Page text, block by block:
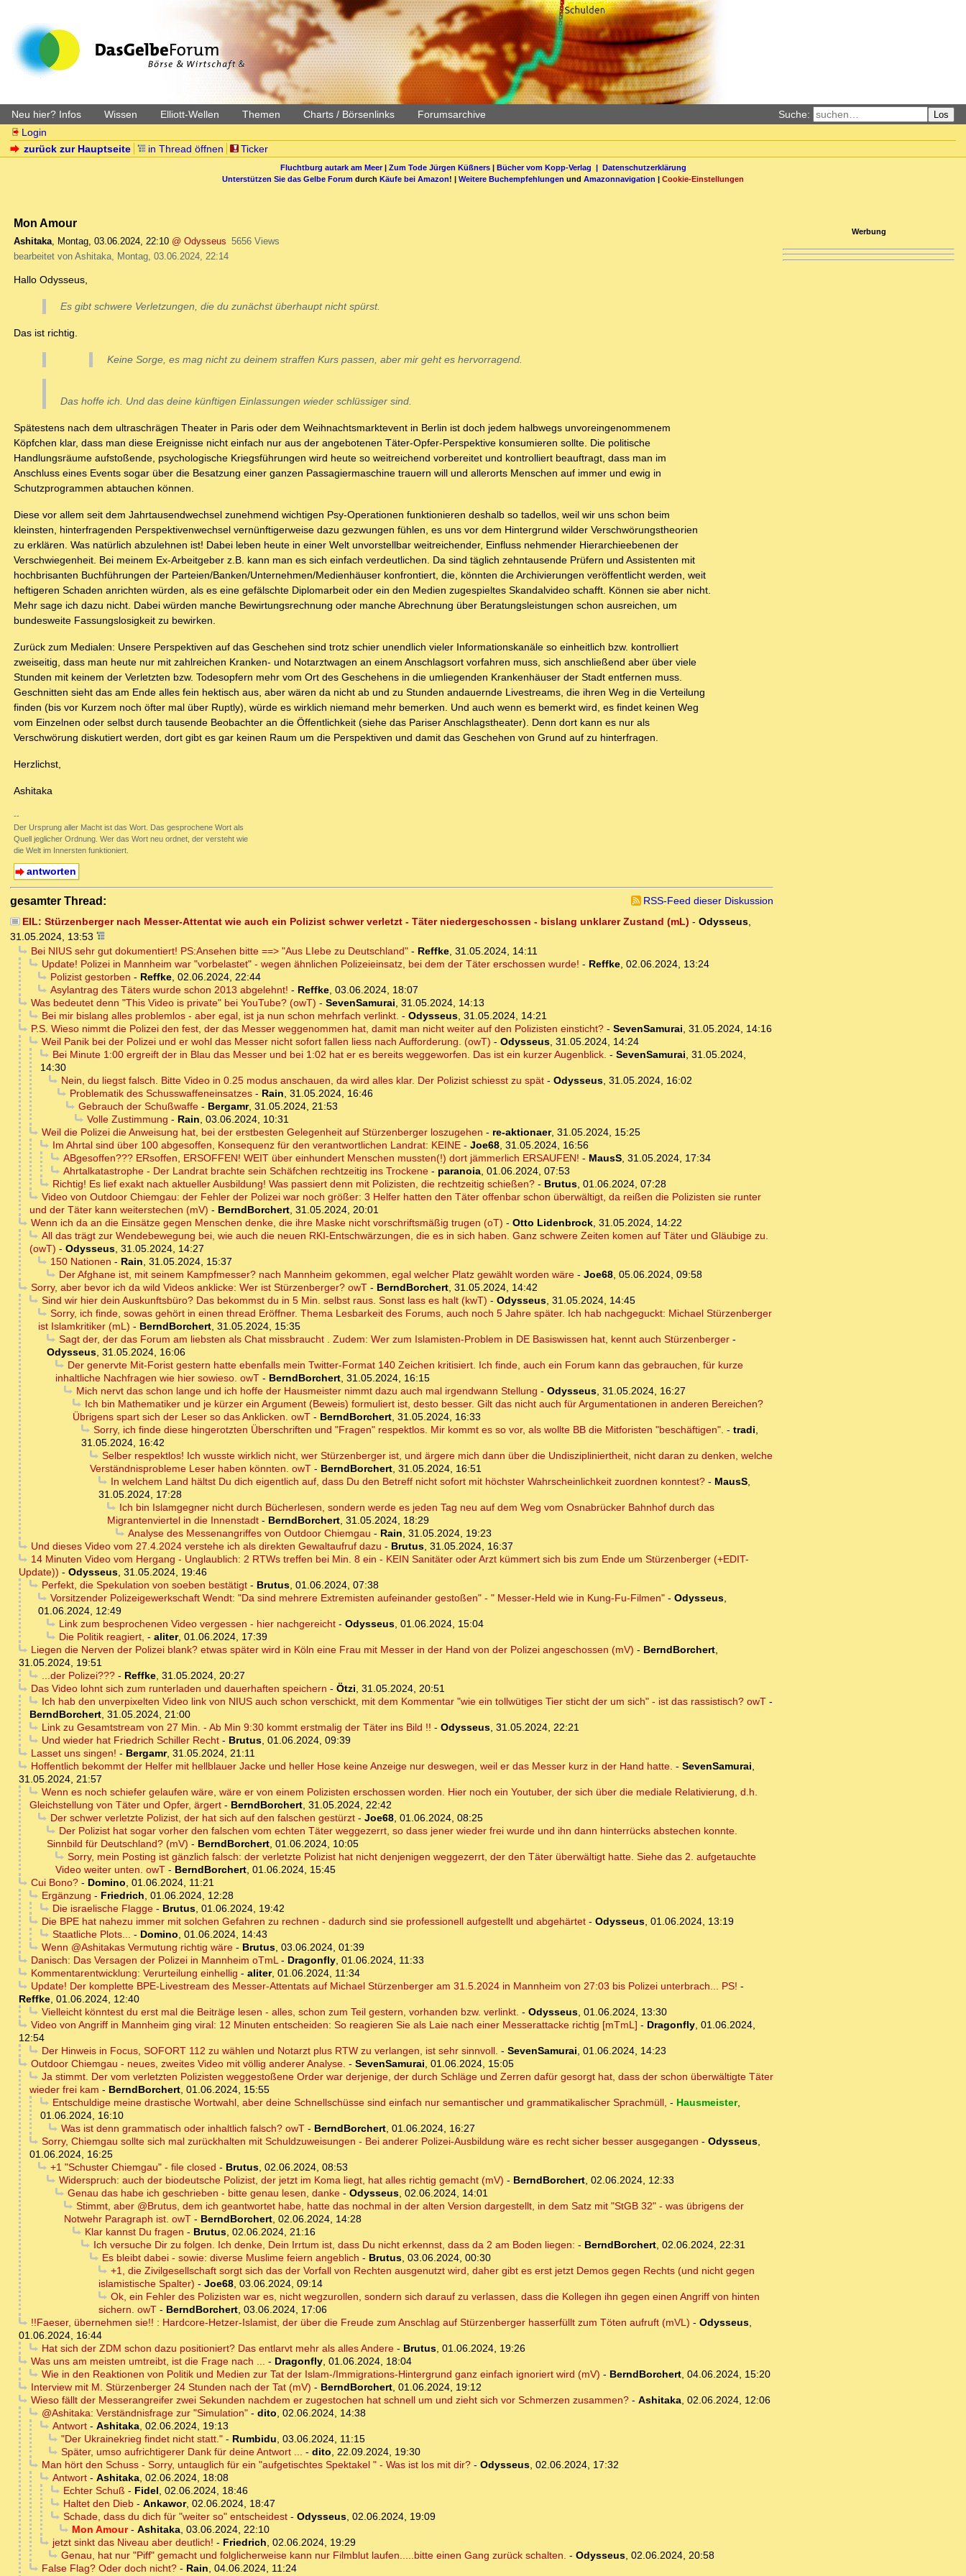
Neu hier? Infos Wissen Elliott-Wellen Themen Charts / Börsenlinks Forumsarchive Suche: Los
Login
zurück zur Hauptseite
in Thread öffnen Ticker
Fluchtburg autark am Meer| Zum Tode Jürgen Küßners| Bücher vom Kopp-Verlag | Datenschutzerklärung
Unterstützen Sie das Gelbe Forum durch Käufe bei Amazon! | Weitere Buchempfehlungen und Amazonnavigation | Cookie-Einstellungen
Mon Amour
Ashitaka, Montag, 03.06.2024, 22:10 @ Odysseus 5656 Views
bearbeitet von Ashitaka, Montag, 03.06.2024, 22:14
Hallo Odysseus,
Es gibt schwere Verletzungen, die du zunächst überhaupt nicht spürst.
Das ist richtig.
Keine Sorge, es mag nicht zu deinem straffen Kurs passen, aber mir geht es hervorragend.
Das hoffe ich. Und das deine künftigen Einlassungen wieder schlüssiger sind.
Spätestens nach dem ultraschrägen Theater in Paris oder dem Weihnachtsmarktevent in Berlin ist doch jedem halbwegs unvoreingenommenem
Köpfchen klar, dass man diese Ereignisse nicht einfach nur aus der angebotenen Täter-Opfer-Perspektive konsumieren sollte. Die politische
Handlungsräume aufstoßende, psychologische Kriegsführungen wird heute so weitreichend vorbereitet und kontrolliert beauftragt, dass man im
Anschluss eines Events sogar über die Besatzung einer ganzen Passagiermaschine trauern will und allerorts Menschen auf immer und ewig in
Schutzprogrammen abtauchen können.
Diese vor allem seit dem Jahrtausendwechsel zunehmend wichtigen Psy-Operationen funktionieren deshalb so tadellos, weil wir uns schon beim
kleinsten, hinterfragenden Perspektivenwechsel vernünftigerweise dazu gezwungen fühlen, es uns vor dem Hintergrund wilder Verschwörungstheorien
zu erklären. Was natürlich abzulehnen ist! Dabei leben heute in einer Welt unvorstellbar weitreichender, Einfluss nehmender Hierarchieebenen der
Verschwiegenheit. Bei meinem Ex-Arbeitgeber z.B. kann man es sich einfach verdeutlichen. Da sind täglich zehntausende Prüfern und Assistenten mit
hochbrisanten Buchführungen der Parteien/Banken/Unternehmen/Medienhäuser konfrontiert, die, könnten die Archivierungen veröffentlicht werden, weit
heftigeren Schaden anrichten würden, als es eine gefälschte Diplomarbeit oder ein den Medien zugespieltes Skandalvideo schafft. Können sie aber nicht.
Mehr sage ich dazu nicht. Dabei würden manche Bewirtungsrechnung oder manche Abrechnung über Beratungsleistungen schon ausreichen, um
bundesweite Fassungslosigkeit zu bewirken.
Zurück zum Medialen: Unsere Perspektiven auf das Geschehen sind trotz schier unendlich vieler Informationskanäle so einheitlich bzw. kontrolliert
zweiseitig, dass man heute nur mit zahlreichen Kranken- und Notarztwagen an einem Anschlagsort vorfahren muss, sich anschließend aber über viele
Stunden mit keinem der Verletzten bzw. Todesopfern mehr vom Ort des Geschehens in die umliegenden Krankenhäuser der Stadt entfernen muss.
Geschnitten sieht das am Ende alles fein hektisch aus, aber wären da nicht ab und zu Stunden andauernde Livestreams, die ihren Weg in die Verteilung
finden (bis vor Kurzem noch öfter mal über Ruptly), würde es wirklich niemand mehr bemerken. Und auch wenn es bemerkt wird, es findet keinen Weg
vom Einzelnen oder selbst durch tausende Beobachter an die Öffentlichkeit (siehe das Pariser Anschlagstheater). Denn dort kann es nur als
Verschwörung diskutiert werden, dort gibt es gar keinen Raum um die Perspektiven und damit das Geschehen von Grund auf zu hinterfragen.
Herzlichst,
Ashitaka
--
Der Ursprung aller Macht ist das Wort. Das gesprochene Wort als
Quell jeglicher Ordnung. Wer das Wort neu ordnet, der versteht wie
die Welt im Innersten funktioniert.
antworten
gesamter Thread:
RSS-Feed dieser Diskussion
EIL: Stürzenberger nach Messer-Attentat wie auch ein Polizist schwer verletzt - Täter niedergeschossen - bislang unklarer Zustand (mL) - Odysseus,
31.05.2024, 13:53
Bei NIUS sehr gut dokumentiert! PS:Ansehen bitte ==> "Aus LIebe zu Deutschland"- Reffke, 31.05.2024, 14:11
Update! Polizei in Mannheim war "vorbelastet" - wegen ähnlichen Polizeieinsatz, bei dem der Täter erschossen wurde! - Reffke, 02.06.2024, 13:24
Polizist gestorben - Reffke, 02.06.2024, 22:44
Asylantrag des Täters wurde schon 2013 abgelehnt! - Reffke, 03.06.2024, 18:07
Was bedeutet denn "This Video is private" bei YouTube? (owT) - SevenSamurai, 31.05.2024, 14:13
Bei mir bislang alles problemlos - aber egal, ist ja nun schon mehrfach verlinkt. - Odysseus, 31.05.2024, 14:21
P.S. Wieso nimmt die Polizei den fest, der das Messer weggenommen hat, damit man nicht weiter auf den Polizisten einsticht?- SevenSamurai, 31.05.2024, 14:16
Weil Panik bei der Polizei und er wohl das Messer nicht sofort fallen liess nach Aufforderung. (owT) - Odysseus, 31.05.2024, 14:24
Bei Minute 1:00 ergreift der in Blau das Messer und bei 1:02 hat er es bereits weggeworfen. Das ist ein kurzer Augenblick. - SevenSamurai, 31.05.2024,
14:30
Nein, du liegst falsch. Bitte Video in 0.25 modus anschauen, da wird alles klar. Der Polizist schiesst zu spät- Odysseus, 31.05.2024, 16:02
Problematik des Schusswaffeneinsatzes- Rain, 31.05.2024, 16:46
Gebrauch der Schußwaffe- Bergamr, 31.05.2024, 21:53
Volle Zustimmung - Rain, 03.06.2024, 10:31
Weil die Polizei die Anweisung hat, bei der erstbesten Gelegenheit auf Stürzenberger loszugehen - re-aktionaer, 31.05.2024, 15:25
Im Ahrtal sind über 100 abgesoffen, Konsequenz für den verantwortlichen Landrat: KEINE- Joe68, 31.05.2024, 16:56
ABgesoffen??? ERsoffen, ERSOFFEN! WEIT über einhundert Menschen mussten(!) dort jämmerlich ERSAUFEN! - MausS, 31.05.2024, 17:34
Ahrtalkatastrophe - Der Landrat brachte sein Schäfchen rechtzeitig ins Trockene- paranoia, 01.06.2024, 07:53
Richtig! Es lief exakt nach aktueller Ausbildung! Was passiert denn mit Polizisten, die rechtzeitig schießen?- Brutus, 01.06.2024, 07:28
Video von Outdoor Chiemgau: der Fehler der Polizei war noch größer: 3 Helfer hatten den Täter offenbar schon überwältigt, da reißen die Polizisten sie runter
und der Täter kann weiterstechen (mV) - BerndBorchert, 31.05.2024, 20:01
Wenn ich da an die Einsätze gegen Menschen denke, die ihre Maske nicht vorschriftsmäßig trugen (oT) - Otto Lidenbrock, 31.05.2024, 14:22
All das trägt zur Wendebewegung bei, wie auch die neuen RKI-Entschwärzungen, die es in sich haben. Ganz schwere Zeiten komen auf Täter und Gläubige zu.
(owT) - Odysseus, 31.05.2024, 14:27
150 Nationen - Rain, 31.05.2024, 15:37
Der Afghane ist, mit seinem Kampfmesser? nach Mannheim gekommen, egal welcher Platz gewählt worden wäre- Joe68, 05.06.2024, 09:58
Sorry, aber bevor ich da wild Videos anklicke: Wer ist Stürzenberger? owT- BerndBorchert, 31.05.2024, 14:42
Sind wir hier dein Auskunftsbüro? Das bekommst du in 5 Min. selbst raus. Sonst lass es halt (kwT) - Odysseus, 31.05.2024, 14:45
Sorry, ich finde, sowas gehört in einen thread Eröffner. Thema Lesbarkeit des Forums, auch noch 5 Jahre später. Ich hab nachgeguckt: Michael Stürzenberger
ist Islamkritiker (mL) - BerndBorchert, 31.05.2024, 15:35
Sagt der, der das Forum am liebsten als Chat missbraucht . Zudem: Wer zum Islamisten-Problem in DE Basiswissen hat, kennt auch Stürzenberger-
Odysseus, 31.05.2024, 16:06
Der genervte Mit-Forist gestern hatte ebenfalls mein Twitter-Format 140 Zeichen kritisiert. Ich finde, auch ein Forum kann das gebrauchen, für kurze
inhaltliche Nachfragen wie hier sowieso. owT - BerndBorchert, 31.05.2024, 16:15
Mich nervt das schon lange und ich hoffe der Hausmeister nimmt dazu auch mal irgendwann Stellung - Odysseus, 31.05.2024, 16:27
Ich bin Mathematiker und je kürzer ein Argument (Beweis) formuliert ist, desto besser. Gilt das nicht auch für Argumentationen in anderen Bereichen?
Übrigens spart sich der Leser so das Anklicken. owT - BerndBorchert, 31.05.2024, 16:33
Sorry, ich finde diese hingerotzten Überschriften und "Fragen" respektlos. Mir kommt es so vor, als wollte BB die Mitforisten "beschäftigen". - tradi,
31.05.2024, 16:42
Selber respektlos! Ich wusste wirklich nicht, wer Stürzenberger ist, und ärgere mich dann über die Undiszipliniertheit, nicht daran zu denken, welche
Verständnisprobleme Leser haben könnten. owT - BerndBorchert, 31.05.2024, 16:51
In welchem Land hältst Du dich eigentlich auf, dass Du den Betreff nicht sofort mit höchster Wahrscheinlichkeit zuordnen konntest?- MausS,
31.05.2024, 17:28
Ich bin Islamgegner nicht durch Bücherlesen, sondern werde es jeden Tag neu auf dem Weg vom Osnabrücker Bahnhof durch das
Migrantenviertel in die Innenstadt - BerndBorchert, 31.05.2024, 18:29
Analyse des Messenangriffes von Outdoor Chiemgau - Rain, 31.05.2024, 19:23
Und dieses Video vom 27.4.2024 verstehe ich als direkten Gewaltaufruf dazu - Brutus, 31.05.2024, 16:37
14 Minuten Video vom Hergang - Unglaublich: 2 RTWs treffen bei Min. 8 ein - KEIN Sanitäter oder Arzt kümmert sich bis zum Ende um Stürzenberger (+EDIT-
Update)) - Odysseus, 31.05.2024, 19:46
Perfekt, die Spekulation von soeben bestätigt- Brutus, 01.06.2024, 07:38
Vorsitzender Polizeigewerkschaft Wendt: "Da sind mehrere Extremisten aufeinander gestoßen" - " Messer-Held wie in Kung-Fu-Filmen"- Odysseus,
01.06.2024, 12:49
Link zum besprochenen Video vergessen - hier nachgereicht- Odysseus, 01.06.2024, 15:04
Die Politik reagiert, - aliter, 01.06.2024, 17:39
Liegen die Nerven der Polizei blank? etwas später wird in Köln eine Frau mit Messer in der Hand von der Polizei angeschossen (mV) - BerndBorchert,
31.05.2024, 19:51
...der Polizei???- Reffke, 31.05.2024, 20:27
Das Video lohnt sich zum runterladen und dauerhaften speichern - Ötzi, 31.05.2024, 20:51
Ich hab den unverpixelten Video link von NIUS auch schon verschickt, mit dem Kommentar "wie ein tollwütiges Tier sticht der um sich" - ist das rassistisch? owT-
BerndBorchert, 31.05.2024, 21:00
Link zu Gesamtstream von 27 Min. - Ab Min 9:30 kommt erstmalig der Täter ins Bild !! - Odysseus, 31.05.2024, 22:21
Und wieder hat Friedrich Schiller Recht- Brutus, 01.06.2024, 09:39
Lasset uns singen! - Bergamr, 31.05.2024, 21:11
Hoffentlich bekommt der Helfer mit hellblauer Jacke und heller Hose keine Anzeige nur deswegen, weil er das Messer kurz in der Hand hatte. - SevenSamurai,
31.05.2024, 21:57
Wenn es noch schiefer gelaufen wäre, wäre er von einem Polizisten erschossen worden. Hier noch ein Youtuber, der sich über die mediale Relativierung, d.h.
Gleichstellung von Täter und Opfer, ärgert - BerndBorchert, 31.05.2024, 22:42
Der schwer verletzte Polizist, der hat sich auf den falschen gestürzt- Joe68, 01.06.2024, 08:25
Der Polizist hat sogar vorher den falschen vom echten Täter weggezerrt, so dass jener wieder frei wurde und ihn dann hinterrücks abstechen konnte.
Sinnbild für Deutschland? (mV) - BerndBorchert, 01.06.2024, 10:05
Sorry, mein Posting ist gänzlich falsch: der verletzte Polizist hat nicht denjenigen weggezerrt, der den Täter überwältigt hatte. Siehe das 2. aufgetauchte
Video weiter unten. owT - BerndBorchert, 01.06.2024, 15:45
Cui Bono?- Domino, 01.06.2024, 11:21
Ergänzung - Friedrich, 01.06.2024, 12:28
Die israelische Flagge- Brutus, 01.06.2024, 19:42
Die BPE hat nahezu immer mit solchen Gefahren zu rechnen - dadurch sind sie professionell aufgestellt und abgehärtet- Odysseus, 01.06.2024, 13:19
Staatliche Plots... - Domino, 01.06.2024, 14:43
Wenn @Ashitakas Vermutung richtig wäre- Brutus, 03.06.2024, 01:39
Danisch: Das Versagen der Polizei in Mannheim oTmL- Dragonfly, 01.06.2024, 11:33
Kommentarentwicklung: Verurteilung einhellig - aliter, 01.06.2024, 11:34
Update! Der komplette BPE-Livestream des Messer-Attentats auf Michael Stürzenberger am 31.5.2024 in Mannheim von 27:03 bis Polizei unterbrach... PS! -
Reffke, 01.06.2024, 12:40
Vielleicht könntest du erst mal die Beiträge lesen - alles, schon zum Teil gestern, vorhanden bzw. verlinkt. - Odysseus, 01.06.2024, 13:30
Video von Angriff in Mannheim ging viral: 12 Minuten entscheiden: So reagieren Sie als Laie nach einer Messerattacke richtig [mTmL] - Dragonfly, 01.06.2024,
12:54
Der Hinweis in Focus, SOFORT 112 zu wählen und Notarzt plus RTW zu verlangen, ist sehr sinnvoll. - SevenSamurai, 01.06.2024, 14:23
Outdoor Chiemgau - neues, zweites Video mit völlig anderer Analyse. - SevenSamurai, 01.06.2024, 15:05
Ja stimmt. Der vom verletzten Polizisten weggestoßene Order war derjenige, der durch Schläge und Zerren dafür gesorgt hat, dass der schon überwältigte Täter
wieder frei kam - BerndBorchert, 01.06.2024, 15:55
Entschuldige meine drastische Wortwahl, aber deine Schnellschüsse sind einfach nur semantischer und grammatikalischer Sprachmüll, - Hausmeister,
01.06.2024, 16:10
Was ist denn grammatisch oder inhaltlich falsch? owT- BerndBorchert, 01.06.2024, 16:27
Sorry, Chiemgau sollte sich mal zurückhalten mit Schuldzuweisungen - Bei anderer Polizei-Ausbildung wäre es recht sicher besser ausgegangen - Odysseus,
01.06.2024, 16:25
+1 "Schuster Chiemgau" - file closed - Brutus, 02.06.2024, 08:53
Widerspruch: auch der biodeutsche Polizist, der jetzt im Koma liegt, hat alles richtig gemacht (mV) - BerndBorchert, 02.06.2024, 12:33
Genau das habe ich geschrieben - bitte genau lesen, danke- Odysseus, 02.06.2024, 14:01
Stimmt, aber @Brutus, dem ich geantwortet habe, hatte das nochmal in der alten Version dargestellt, in dem Satz mit "StGB 32" - was übrigens der
Notwehr Paragraph ist. owT - BerndBorchert, 02.06.2024, 14:28
Klar kannst Du fragen - Brutus, 02.06.2024, 21:16
Ich versuche Dir zu folgen. Ich denke, Dein Irrtum ist, dass Du nicht erkennst, dass da 2 am Boden liegen: - BerndBorchert, 02.06.2024, 22:31
Es bleibt dabei - sowie: diverse Muslime feiern angeblich - Brutus, 03.06.2024, 00:30
+1, die Zivilgesellschaft sorgt sich das der Vorfall von Rechten ausgenutzt wird, daher gibt es erst jetzt Demos gegen Rechts (und nicht gegen
islamistische Spalter) - Joe68, 03.06.2024, 09:14
Ok, ein Fehler des Polizisten war es, nicht wegzurollen, sondern sich darauf zu verlassen, dass die Kollegen ihn gegen einen Angriff von hinten
sichern. owT - BerndBorchert, 03.06.2024, 17:06
!!Faeser, übernehmen sie!! : Hardcore-Hetzer-Islamist, der über die Freude zum Anschlag auf Stürzenberger hasserfüllt zum Töten aufruft (mVL) - Odysseus,
01.06.2024, 16:44
Hat sich der ZDM schon dazu positioniert? Das entlarvt mehr als alles Andere- Brutus, 01.06.2024, 19:26
Was uns am meisten umtreibt, ist die Frage nach ... - Dragonfly, 01.06.2024, 18:04
Wie in den Reaktionen von Politik und Medien zur Tat der Islam-/Immigrations-Hintergrund ganz einfach ignoriert wird (mV) - BerndBorchert, 04.06.2024, 15:20
Interview mit M. Stürzenberger 24 Stunden nach der Tat (mV) - BerndBorchert, 01.06.2024, 19:12
Wieso fällt der Messerangreifer zwei Sekunden nachdem er zugestochen hat schnell um und zieht sich vor Schmerzen zusammen?- Ashitaka, 02.06.2024, 12:06
@Ashitaka: Verständnisfrage zur "Simulation"- dito, 02.06.2024, 14:38
Antwort- Ashitaka, 02.06.2024, 19:13
"Der Ukrainekrieg findet nicht statt."- Rumbidu, 03.06.2024, 11:15
Später, umso aufrichtigerer Dank für deine Antwort ... - dito, 22.09.2024, 19:30
Man hört den Schuss - Sorry, untauglich für ein "aufgetischtes Spektakel " - Was ist los mit dir?- Odysseus, 02.06.2024, 17:32
Antwort- Ashitaka, 02.06.2024, 18:08
Echter Schuß - Fidel, 02.06.2024, 18:46
Haltet den Dieb- Ankawor, 02.06.2024, 18:47
Schade, dass du dich für "weiter so" entscheidest- Odysseus, 02.06.2024, 19:09
Mon Amour- Ashitaka, 03.06.2024, 22:10
jetzt sinkt das Niveau aber deutlich! - Friedrich, 02.06.2024, 19:29
Genau, hat nur "Piff" gemacht und folglicherweise kann nur Filmblut laufen.....bitte einen Gang zurück schalten. - Odysseus, 02.06.2024, 20:58
False Flag? Oder doch nicht?- Rain, 04.06.2024, 11:24
Werbung